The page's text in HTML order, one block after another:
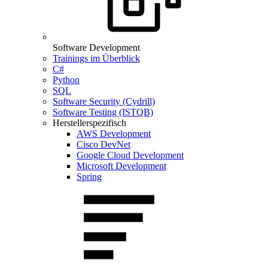
Software Development
Trainings im Überblick
C#
Python
SQL
Software Security (Cydrill)
Software Testing (ISTQB)
Herstellerspezifisch
AWS Development
Cisco DevNet
Google Cloud Development
Microsoft Development
Spring